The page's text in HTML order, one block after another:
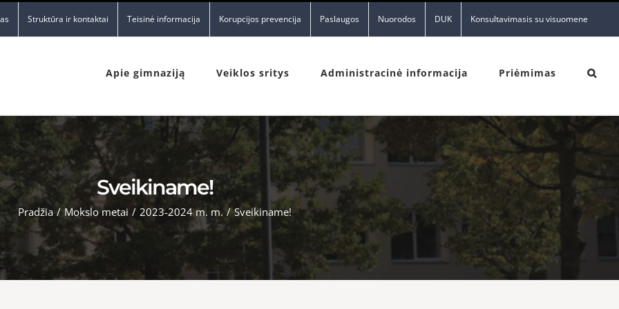
Struktūra ir kontaktai Teisinė informacija Korupcijos prevencija Paslaugos Nuorodos DUK Konsultavimasis su visuomene
Apie gimnaziją Veiklos sritys Administracinė informacija Priėmimas
Sveikiname!
Pradžia / Mokslo metai / 2023-2024 m. m. / Sveikiname!